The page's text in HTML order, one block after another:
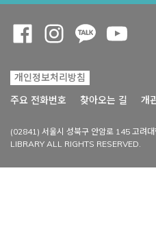
개인정보처리방침
주요 전화번호
찾아오는 길 개
(02841) 서울시 성북구 안암로 145 고려
LIBRARY ALL RIGHTS RESERVED.
Opens a new window
Opens a new
Opens a